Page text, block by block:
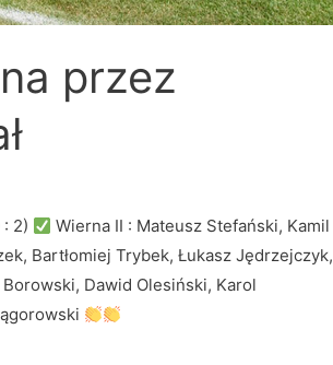
przez
: 2)
Wierna II : Mateusz Stefański, Kamil
Bartłomiej Trybek, Łukasz Jędrzejczyk,
Dawid Olesiński, Karol